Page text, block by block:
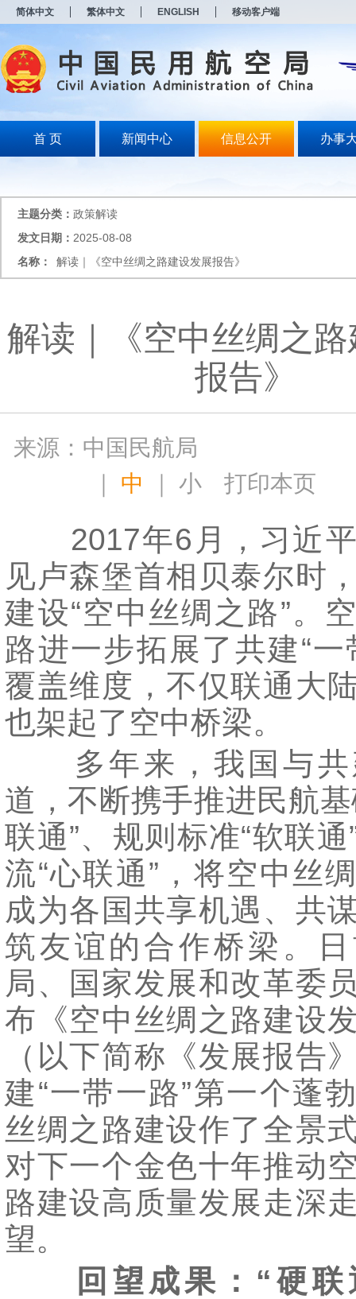
简体中文 繁体中文 ENGLISH 移动客户端
首 页 新闻中心 信息公开 办事
主题分类： 政策解读
发文日期： 2025-08-08
名称：
解读｜《空中丝绸之路建设发展报告》
解读｜《空中丝绸之
报告》
来源：中国民航局
｜ 中 ｜小 打印本页
2017年6月，习近平
见卢森堡首相贝泰尔时
建设“空中丝绸之路”。
路进一步拓展了共建“一
覆盖维度，不仅联通大
也架起了空中桥梁。
多年来，我国与共
道，不断携手推进民航
联通”、规则标准“软联
流“心联通”，将空中丝
成为各国共享机遇、共
筑友谊的合作桥梁。
局、国家发展和改革委
布《空中丝绸之路建设
（以下简称《发展报告
建“一带一路”第一个蓬
丝绸之路建设作了全景
对下一个金色十年推动
路建设高质量发展走深
望。
回望成果：“硬联
打
开
无
障
说
开
式